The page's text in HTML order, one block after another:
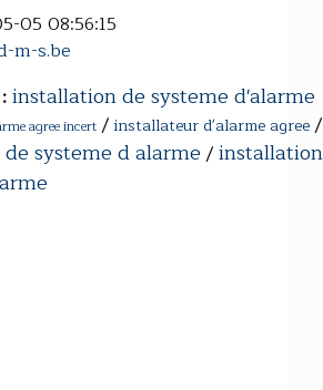
05 08:56:15
m-s.be
installation de systeme d'alarme
agree incert / installateur d'alarme agree/
systeme d alarme/installation